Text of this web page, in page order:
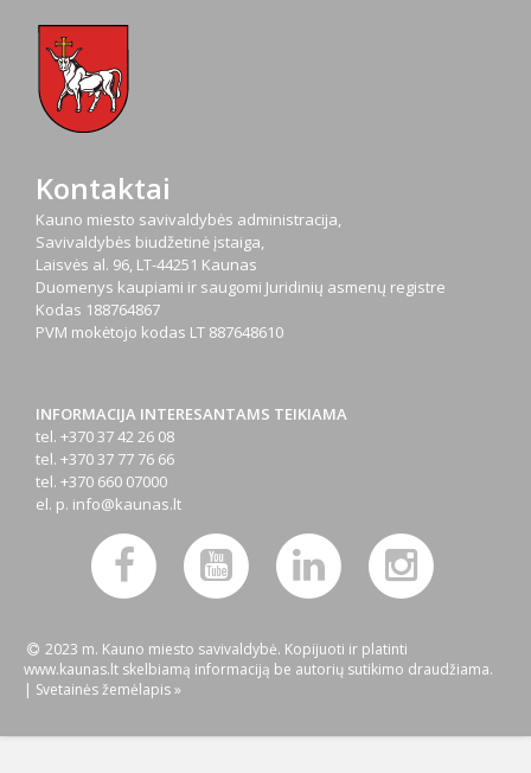
Kontaktai
Kauno miesto savivaldybės administracija,
Savivaldybės biudžetinė įstaiga,
Laisvės al. 96, LT-44251 Kaunas
Duomenys kaupiami ir saugomi Juridinių asmenų registre
Kodas 188764867
PVM mokėtojo kodas LT 887648610
INFORMACIJA INTERESANTAMS TEIKIAMA
tel. +370 37 42 26 08
tel. +370 37 77 76 66
tel. +370 660 07000
el. p. info@kaunas.lt
2023 m. Kauno miesto savivaldybė. Kopijuoti ir platinti
www.kaunas.lt skelbiamą informaciją be autorių sutikimo draudžiama.
| Svetainės žemėlapis »